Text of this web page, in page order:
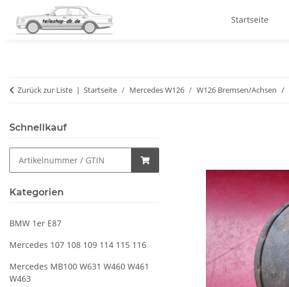
Startseite
Zurück zur Liste Startseite Mercedes W126 W126 Bremsen/Achsen
Schnellkauf
Kategorien
BMW 1er E87
Mercedes 107 108 109 114 115 116
Mercedes MB100 W631 W460 W461
W463